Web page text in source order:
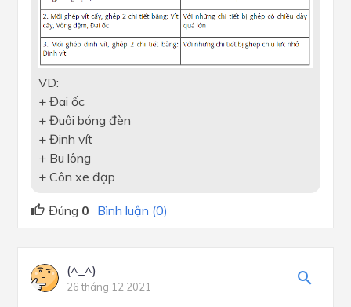
VD:
+ Đai ốc
+ Đuôi bóng đèn
+ Đinh vít
+ Bu lông
+ Côn xe đạp
Đúng 0 Bình luận (0)
(^_^)
26 tháng 12 2021